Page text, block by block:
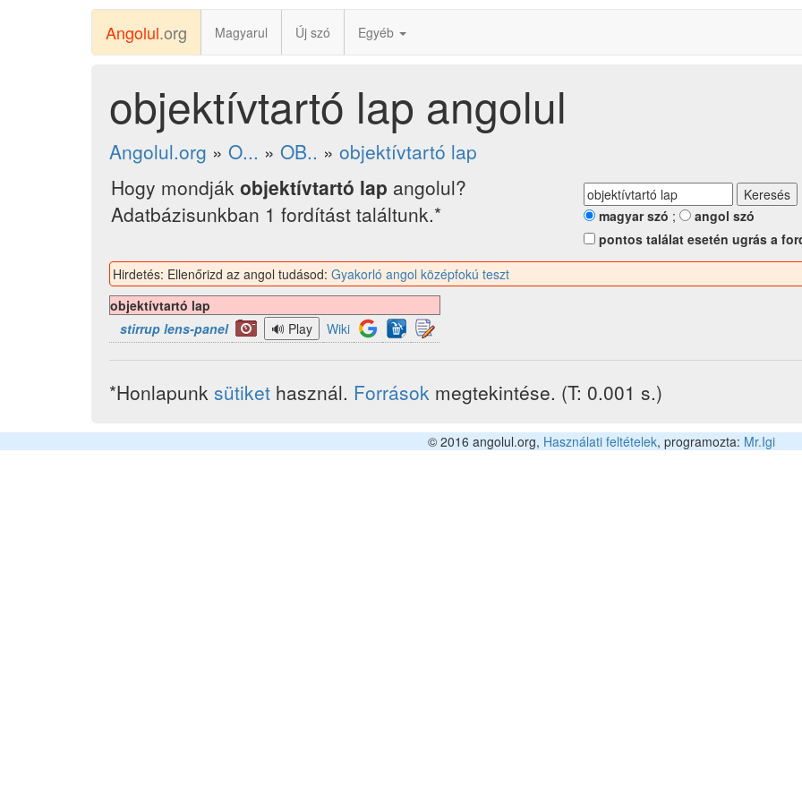
Angolul.org Magyarul Új szó Egyéb
objektívtartó lap angolul
Angolul.org » O... » OB.. » objektívtartó lap
Hogy mondják objektívtartó lap angolul?
Adatbázisunkban 1 fordítást találtunk.*
magyar szó ;
angol szó
pontos találat esetén ugrás a
Hirdetés: Ellenőrizd az angol tudásod: Gyakorló angol középfokú teszt
objektívtartó lap
stirrup lens-panel
Wiki
*Honlapunk sütiket használ. Források megtekintése. (T: 0.001 s.)
© 2016 angolul.org, Használati feltételek, programozta: Mr.Igi